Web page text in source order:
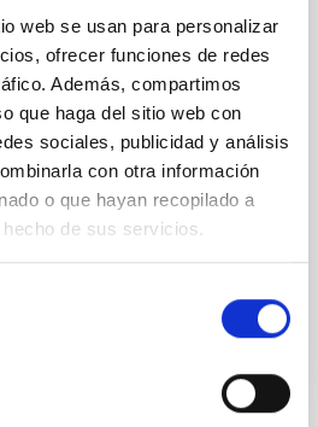
web se usan para personalizar
ofrecer funciones de redes
Además, compartimos
que haga del sitio web con
sociales, publicidad y análisis
con otra información
o que hayan recopilado a
de sus servicios.
la conferencia internacional
2026, que se
en Castilla, España. Esta
el Montico, 148, 47100
-14/08/2026